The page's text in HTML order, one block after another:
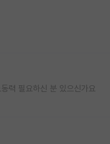
력 필요하신 분 있으신가요